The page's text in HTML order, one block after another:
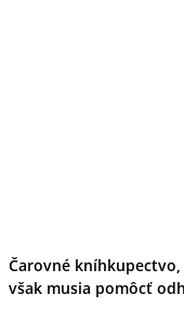
Čarovné
však musia pomôcť